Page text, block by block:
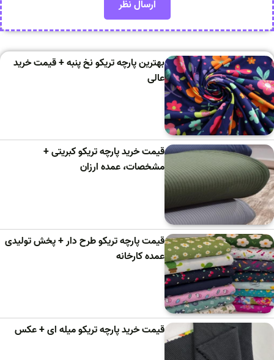
بهترین پارچه تریکو نخ پنبه + قیمت خرید
عالی
قیمت خرید پارچه تریکو کبریتی +
مشخصات، عمده ارزان
قیمت پارچه تریکو طرح دار + پخش تولیدی
عمده کارخانه
قیمت خرید پارچه تریکو میله ای + عکس